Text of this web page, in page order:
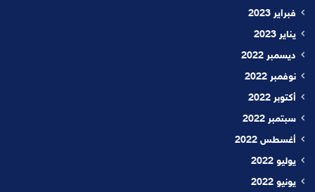
فبراير 2023
يناير 2023
ديسمبر 2022
نوفمبر 2022
أكتوبر 2022
سبتمبر 2022
أغسطس 2022
يوليو 2022
يونيو 2022